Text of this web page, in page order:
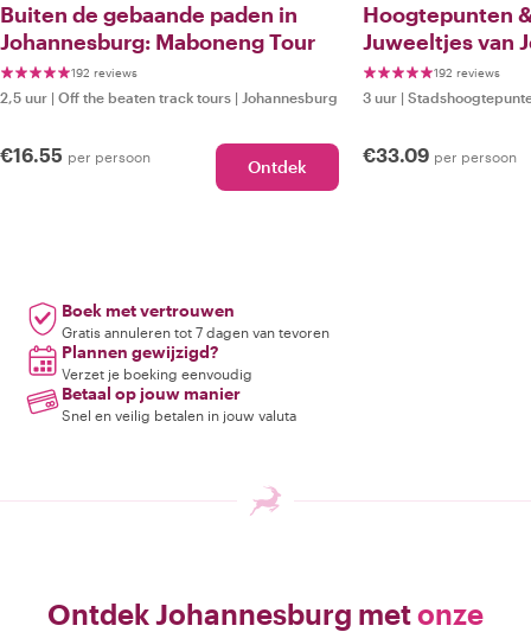
Buiten de gebaande paden in
Johannesburg: Maboneng Tour
192 reviews
2,5 uur | Off the beaten track tours | Johannesburg
€16.55 per persoon Ontdek
Hoogtepunten
Juweeltjes van
192 reviews
3 uur |
€33.09 per persoon
Boek met vertrouwen
Gratis annuleren tot 7 dagen van tevoren
Plannen gewijzigd?
Verzet je boeking eenvoudig
Betaal op jouw manier
Snel en veilig betalen in jouw valuta
Ontdek Johannesburg metonze